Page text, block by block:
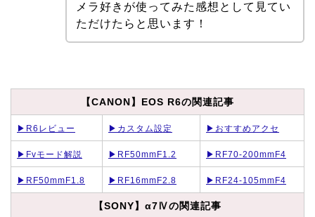
メラ好きが使ってみた感想として見てい
ただけたらと思います！
【CANON】EOS R6の関連記事
▶R6レビュー ▶カスタム設定 ▶おすすめアクセ
▶Fvモード解説 ▶RF50mmF1.2 ▶RF70-200mmF4
▶RF50mmF1.8 ▶RF16mmF2.8 ▶RF24-105mmF4
【SONY】α7Ⅳの関連記事